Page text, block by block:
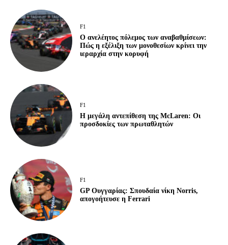
F1
Ο ανελέητος πόλεμος των αναβαθμίσεων:
Πώς η εξέλιξη των μονοθεσίων κρίνει την
ιεραρχία στην κορυφή
F1
Η μεγάλη αντεπίθεση της McLaren: Οι
προσδοκίες των πρωταθλητών
F1
GP Ουγγαρίας: Σπουδαία νίκη Norris,
απογοήτευσε η Ferrari